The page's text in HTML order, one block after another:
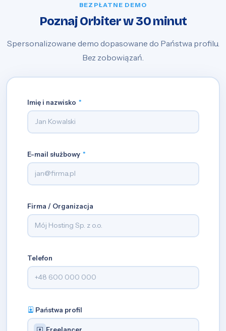
BEZPŁATNE DEMO
Poznaj Orbiter w 30 minut
Spersonalizowane demo dopasowane do Państwa profilu.
Bez zobowiązań.
Imię i nazwisko *
E-mail służbowy *
Firma / Organizacja
Telefon
Państwa profil
Freelancer